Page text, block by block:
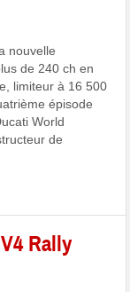
nouvelle
de 240 ch en
limiteur à 16 500
épisode
World
de
Rally